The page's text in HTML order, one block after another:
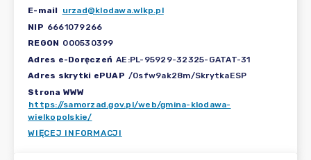
E-mail
urzad@klodawa.wlkp.pl
NIP 6661079266
REGON 000530399
Adres e-Doręczeń AE:PL-95929-32325-GATAT-31
Adres skrytki ePUAP /0sfw9ak28m/SkrytkaESP
Strona WWW
https://samorzad.gov.pl/web/gmina-klodawa-
wielkopolskie/
WIĘCEJ INFORMACJI